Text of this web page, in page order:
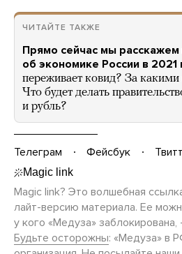
ЧИТАЙТЕ ТАКЖЕ
Прямо сейчас мы расскажем
об экономике России в 2021
переживает ковид? За какими
Что будет делать
и рубль?
Телеграм Фейсбук
Magic link? Это волшебная
лайт-версию материала. Ее
у кого «Медуза»
Будьте осторожны: «Медуза» в